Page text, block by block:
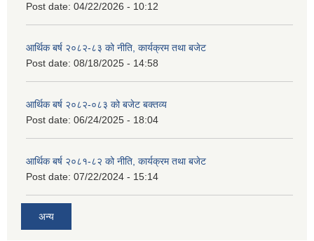
Post date: 04/22/2026 - 10:12
आर्थिक बर्ष २०८२-८३ को नीति, कार्यक्रम तथा बजेट
Post date: 08/18/2025 - 14:58
आर्थिक बर्ष २०८२-०८३ को बजेट बक्तव्य
Post date: 06/24/2025 - 18:04
आर्थिक बर्ष २०८१-८२ को नीति, कार्यक्रम तथा बजेट
Post date: 07/22/2024 - 15:14
अन्य